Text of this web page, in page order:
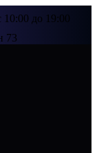
10:00 до 19:00
73